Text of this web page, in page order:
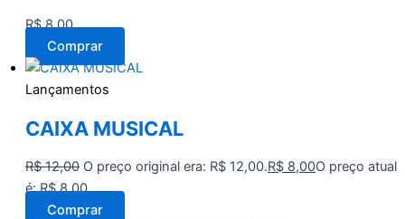
R$8,00
Comprar
Lançamentos
CAIXA MUSICAL
R$12,00 O preço original era: R$ 12,00.R$ 8,00O preço atual
é: R$ 8,00.
Comprar